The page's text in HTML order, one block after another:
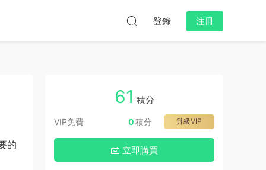
登錄 注冊
的
61 積分
VIP免費 升級VIP
0積分
立即購買